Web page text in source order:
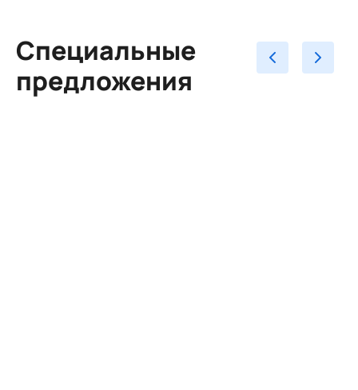
Специальные
предложения